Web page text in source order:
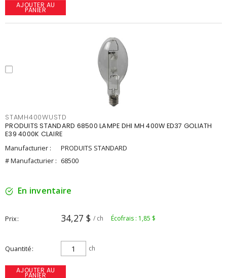
AJOUTER AU
PANIER
STAMH400WUSTD
PRODUITS STANDARD 68500 LAMPE DHI MH 400W ED37 GOLIATH
E39 4000K CLAIRE
Manufacturier :
PRODUITS STANDARD
# Manufacturier : 68500
En inventaire
Prix 34,27 $ / ch Écofrais : 1,85 $
Quantité ch
AJOUTER AU
PANIER